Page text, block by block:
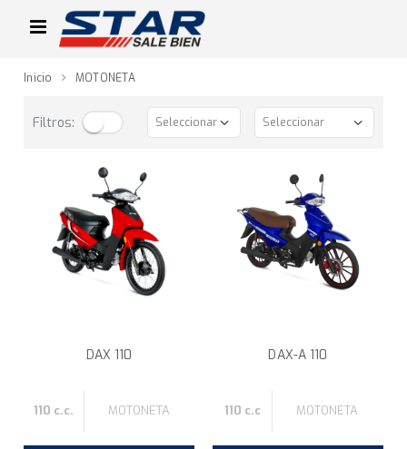
Inicio MOTONETA
Filtros:
DAX 110
110 c.c. MOTONETA
DAX-A 110
110 c.c MOTONETA